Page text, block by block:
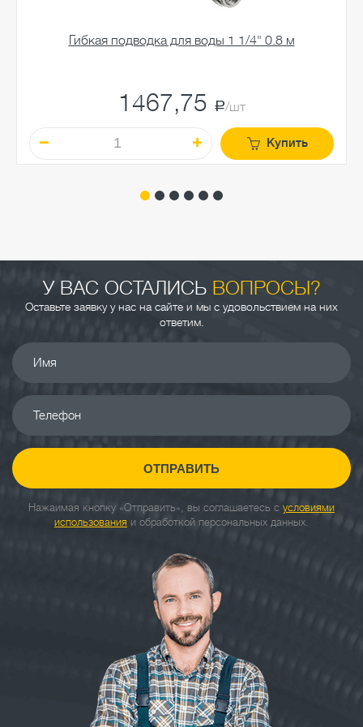
Гибкая подводка для воды 1 1/4" 0.8 м
1467,75 a/шт
Купить
У ВАС ОСТАЛИСЬ ВОПРОСЫ?
Оставьте заявку у нас на сайте и мы с удовольствием на них
ответим.
Имя
Телефон
ОТПРАВИТЬ
Нажаимая кнопку «Отправить», вы соглашаетесь с условиями
использования и обработкой персональных данных.